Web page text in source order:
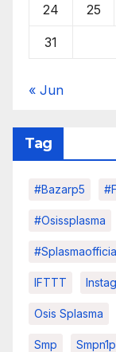
24 25
31
« Jun
Tag
#Bazarp5
#osissplasma
IFTTT
Osis Splasma
Smp